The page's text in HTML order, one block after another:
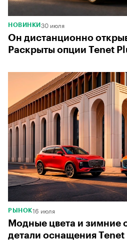
НОВИНКИ 30 июля
Он дистанционно
Раскрыты опции Tenet
РЫНОК16 июля
Модные цвета и зимние
детали оснащения Tenet